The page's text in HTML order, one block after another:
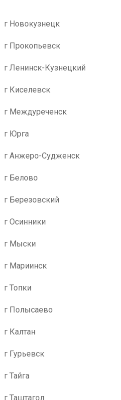
г Новокузнецк
г Прокопьевск
г Ленинск-Кузнецкий
г Киселевск
г Междуреченск
г Юрга
г Анжеро-Судженск
г Белово
г Березовский
г Осинники
г Мыски
г Мариинск
г Топки
г Полысаево
г Калтан
г Гурьевск
г Тайга
г Таштагол